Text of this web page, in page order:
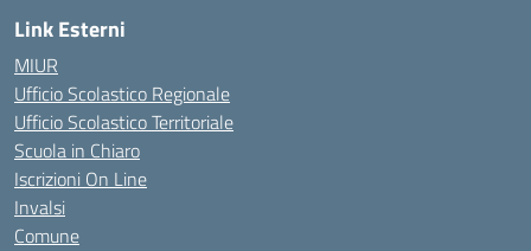
Link Esterni
MIUR
Ufficio Scolastico Regionale
Ufficio Scolastico Territoriale
Scuola in Chiaro
Iscrizioni On Line
Invalsi
Comune